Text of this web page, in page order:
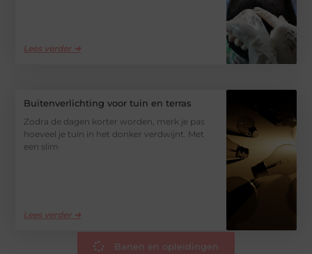
Lees verder ➜
Buitenverlichting voor tuin en terras
Zodra de dagen korter worden, merk je pas
hoeveel je tuin in het donker verdwijnt. Met
een slim
Lees verder ➜
Banen en opleidingen